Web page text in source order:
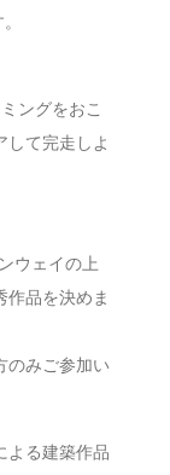
ングをおこ
して完走しよ
ウェイの上
作品を決めま
のみご参加い
よる建築作品